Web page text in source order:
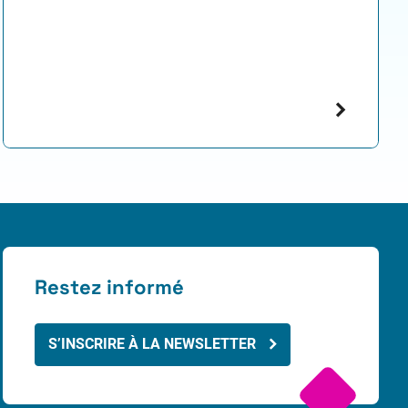
Restez informé
S’INSCRIRE À LA NEWSLETTER